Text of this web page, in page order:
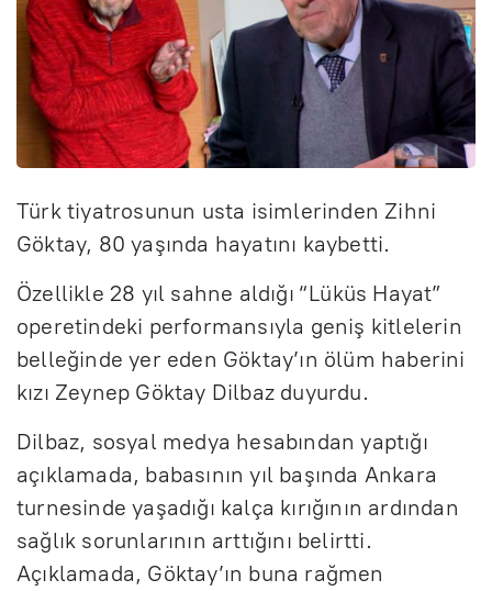
Türk tiyatrosunun usta isimlerinden Zihni
Göktay, 80 yaşında hayatını kaybetti.
Özellikle 28 yıl sahne aldığı “Lüküs Hayat”
operetindeki performansıyla geniş kitlelerin
belleğinde yer eden Göktay’ın ölüm haberini
kızı Zeynep Göktay Dilbaz duyurdu.
Dilbaz, sosyal medya hesabından yaptığı
açıklamada, babasının yıl başında Ankara
turnesinde yaşadığı kalça kırığının ardından
sağlık sorunlarının arttığını belirtti.
Açıklamada, Göktay’ın buna rağmen